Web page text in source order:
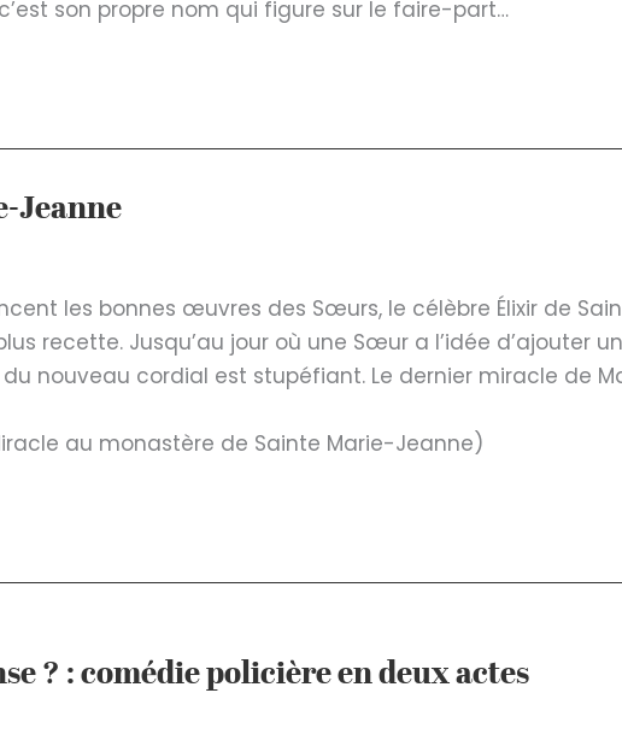
son propre nom qui figure sur le faire-part…
Jeanne
les bonnes œuvres des Sœurs, le célèbre Élixir de
recette. Jusqu’au jour où une Sœur a l’idée d’ajouter
nouveau cordial est stupéfiant. Le dernier miracle de
au monastère de Sainte Marie-Jeanne)
? : comédie policière en deux actes